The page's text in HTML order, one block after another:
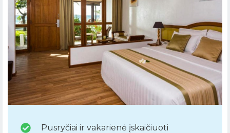
Pusryčiai ir vakarienė įskaičiuoti